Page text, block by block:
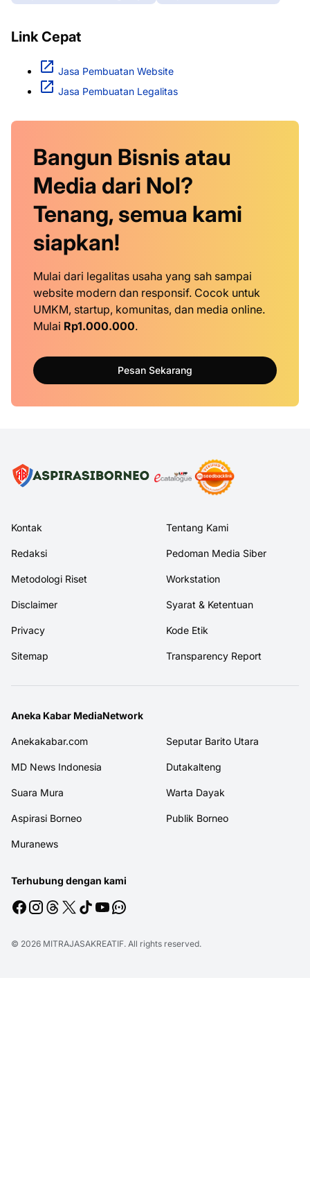
Link Cepat
Jasa Pembuatan Website
Jasa Pembuatan Legalitas
Bangun Bisnis atau
Media dari Nol?
Tenang, semua kami
siapkan!
Mulai dari legalitas usaha yang sah sampai
website modern dan responsif. Cocok untuk
UMKM, startup, komunitas, dan media online.
Mulai Rp1.000.000.
Pesan Sekarang
Kontak Tentang Kami
Redaksi Pedoman Media Siber
Metodologi Riset Workstation
Disclaimer Syarat & Ketentuan
Privacy Kode Etik
Sitemap Transparency Report
Aneka Kabar MediaNetwork
Anekakabar.com Seputar Barito Utara
MD News Indonesia Dutakalteng
Suara Mura Warta Dayak
Aspirasi Borneo Publik Borneo
Muranews
Terhubung dengan kami
© 2026 MITRAJASAKREATIF. All rights reserved.